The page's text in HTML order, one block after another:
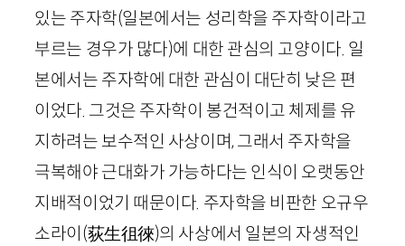
있는 주자학(일본에서는 성리학을 주자학이라고
부르는 경우가 많다)에 대한 관심의 고양이다. 일
본에서는 주자학에 대한 관심이 대단히 낮은 편
이었다. 그것은 주자학이 봉건적이고 체제를 유
지하려는 보수적인 사상이며, 그래서 주자학을
극복해야 근대화가 가능하다는 인식이 오랫동안
지배적이었기 때문이다. 주자학을 비판한 오규우
소라이(荻生徂徠)의 사상에서 일본의 자생적인